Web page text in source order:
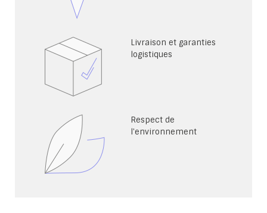
Livraison et garanties
logistiques
Respect de
l'environnement